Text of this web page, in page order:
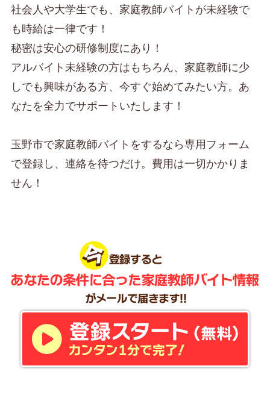
社会人や大学生でも、家庭教師バイトが未経験で
も時給は一律です！
秘密は安心の研修制度にあり！
アルバイト未経験の方はもちろん、家庭教師に少
しでも興味がある方、今すぐ始めてみたい方。あ
なたを全力でサポートいたします！
玉野市で家庭教師バイトをするなら専用フォーム
で登録し、連絡を待つだけ。費用は一切かかりま
せん！